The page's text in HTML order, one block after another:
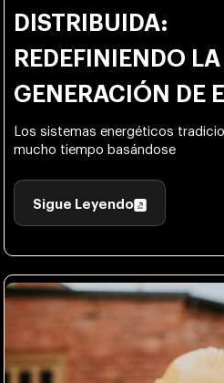
DISTRIBUIDA:
REDEFINIENDO LA
GENERACIÓN DE
Los sistemas energéticos
mucho tiempo basándose
Sigue Leyendo